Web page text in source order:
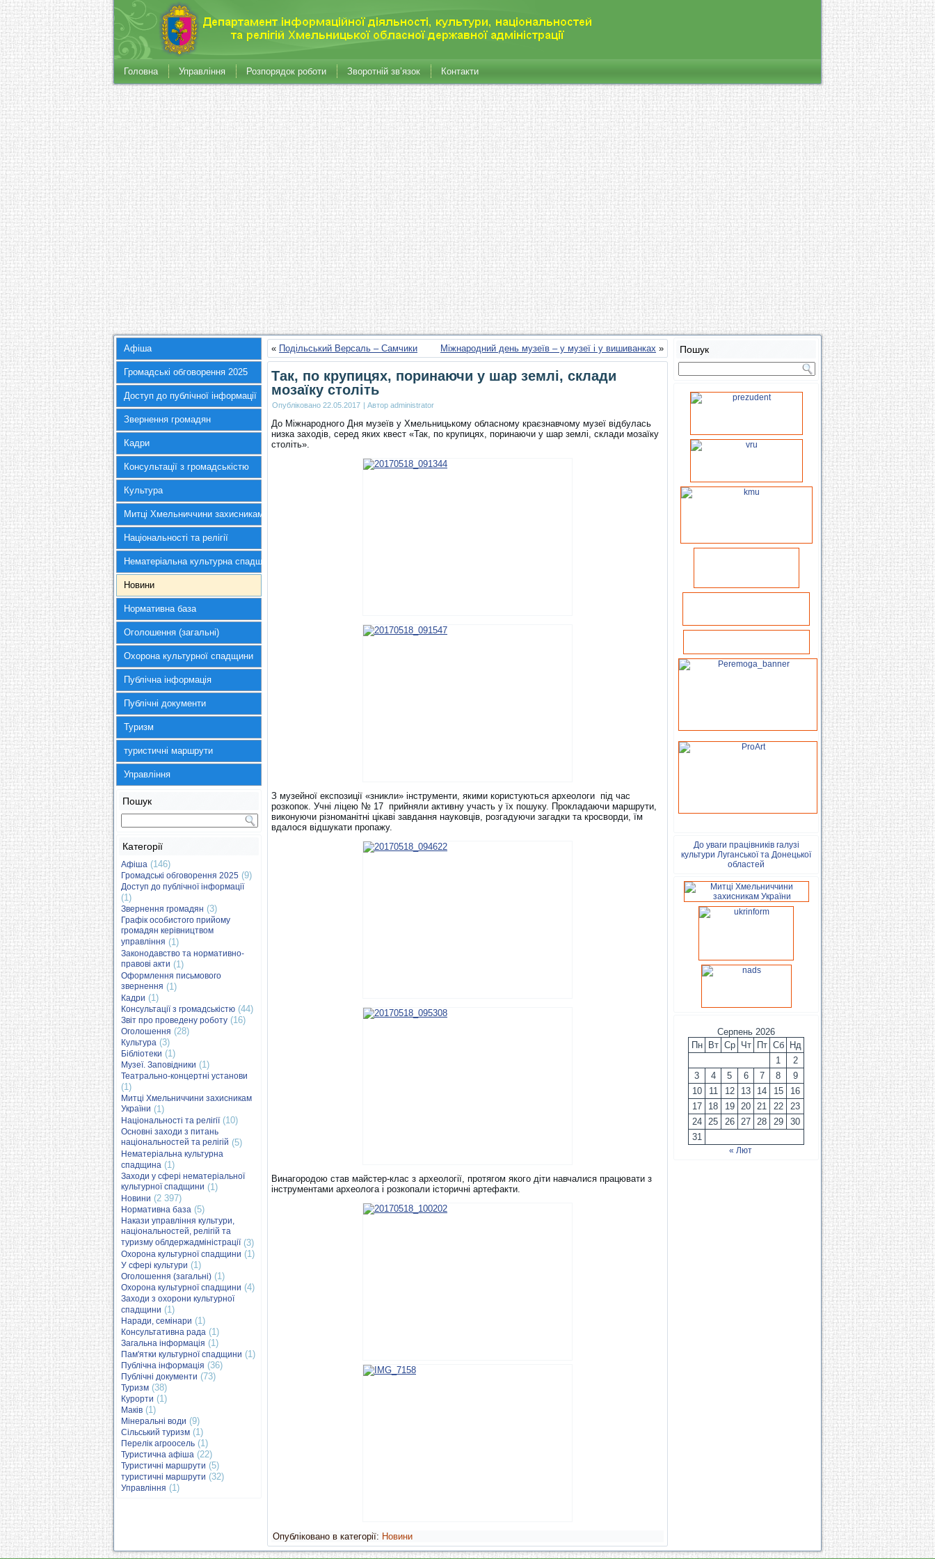
Головна Управління Розпорядок роботи Зворотній зв’язок Контакти
Афіша
Громадські обговорення 2025
Доступ до публічної інформації
Звернення громадян
Кадри
Консультації з громадськістю
Культура
Митці Хмельниччини захисникам України
Національності та релігії
Нематеріальна культурна спадщина
Новини
Нормативна база
Оголошення (загальні)
Охорона культурної спадщини
Публічна інформація
Публічні документи
Туризм
туристичні маршрути
Управління
Пошук
Категорії
Афіша (146)
Громадські обговорення 2025 (9)
Доступ до публічної інформації
(1)
Звернення громадян (3)
Графік особистого прийому
громадян керівництвом
управління (1)
Законодавство та нормативно-
правові акти (1)
Оформлення письмового
звернення (1)
Кадри (1)
Консультації з громадськістю (44)
Звіт про проведену роботу (16)
Оголошення (28)
Культура (3)
Бібліотеки (1)
Музеї. Заповідники (1)
Театрально-концертні установи
(1)
Митці Хмельниччини захисникам
України (1)
Національності та релігії(10)
Основні заходи з питань
національностей та релігій (5)
Нематеріальна культурна
спадщина (1)
Заходи у сфері нематеріальної
культурної спадщини (1)
Новини (2 397)
Нормативна база (5)
Накази управління культури,
національностей, релігій та
туризму облдержадміністрації(3)
Охорона культурної спадщини (1)
У сфері культури (1)
Оголошення (загальні) (1)
Охорона культурної спадщини (4)
Заходи з охорони культурної
спадщини (1)
Наради, семінари (1)
Консультативна рада (1)
Загальна інформація (1)
Пам'ятки культурної спадщини (1)
Публічна інформація (36)
Публічні документи (73)
Туризм (38)
Курорти (1)
Маків (1)
Мінеральні води (9)
Сільський туризм (1)
Перелік агроосель (1)
Туристична афіша (22)
Туристичні маршрути (5)
туристичні маршрути (32)
Управління (1)
« Подільський Версаль – Самчики Міжнародний день музеїв – у музеї і у вишиванках »
Так, по крупицях, поринаючи у шар землі, склади
мозаїку століть
Опубліковано 22.05.2017 | Автор administrator
До Міжнародного Дня музеїв у Хмельницькому обласному краєзнавчому музеї відбулась
низка заходів, серед яких квест «Так, по крупицях, поринаючи у шар землі, склади мозаїку
століть».
З музейної експозиції «зникли» інструменти, якими користуються археологи під час
розкопок. Учні ліцею № 17 прийняли активну участь у їх пошуку. Прокладаючи маршрути,
виконуючи різноманітні цікаві завдання науковців, розгадуючи загадки та кросворди, їм
вдалося відшукати пропажу.
Винагородою став майстер-клас з археології, протягом якого діти навчалися працювати з
інструментами археолога і розкопали історичні артефакти.
Опубліковано в категорії: Новини
Пошук
До уваги працівників галузі
культури Луганської та Донецької
областей
Серпень 2026
Пн
Вт Ср Чт Пт Сб
Нд
1
2
3
4 5 6 7 8
9
10
11 12 13 14 15
16
17
18 19 20 21 22
23
24
25 26 27 28 29
30
31
« Лют